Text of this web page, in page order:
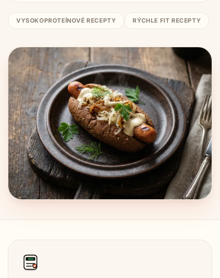
VYSOKOPROTEÍNOVÉ RECEPTY RÝCHLE FIT RECEPTY
1850